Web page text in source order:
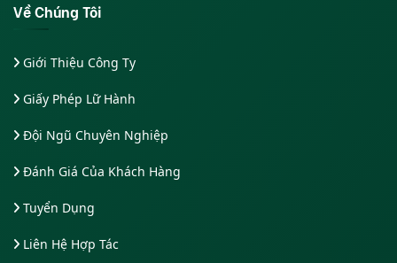
Về Chúng Tôi
Giới Thiệu Công Ty
Giấy Phép Lữ Hành
Đội Ngũ Chuyên Nghiệp
Đánh Giá Của Khách Hàng
Tuyển Dụng
Liên Hệ Hợp Tác